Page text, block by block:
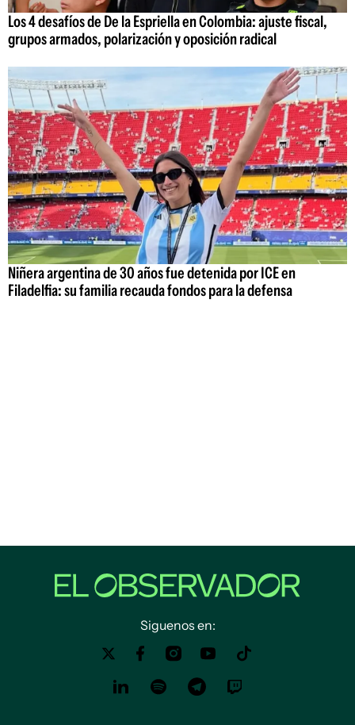
Los 4 desafíos de De la Espriella en Colombia: ajuste fiscal,
grupos armados, polarización y oposición radical
Niñera argentina de 30 años fue detenida por ICE en
Filadelfia: su familia recauda fondos para la defensa
Siguenos en: